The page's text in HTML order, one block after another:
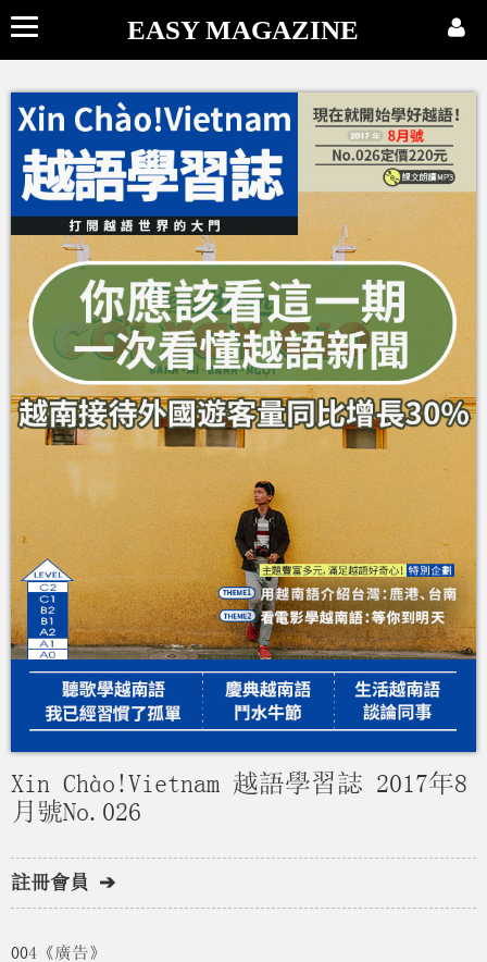
EASY MAGAZINE
Xin Chào!Vietnam 越語學習誌 2017年8
月號No.026
註冊會員 ➔
004《廣告》